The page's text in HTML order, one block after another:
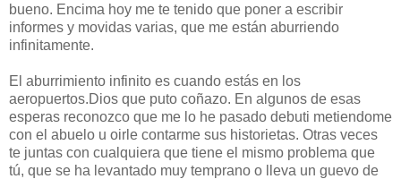
bueno. Encima hoy me te tenido que poner a escribir
informes y movidas varias, que me están aburriendo
infinitamente.
El aburrimiento infinito es cuando estás en los
aeropuertos.Dios que puto coñazo. En algunos de esas
esperas reconozco que me lo he pasado debuti metiendome
con el abuelo u oirle contarme sus historietas. Otras veces
te juntas con cualquiera que tiene el mismo problema que
tú, que se ha levantado muy temprano o lleva un guevo de